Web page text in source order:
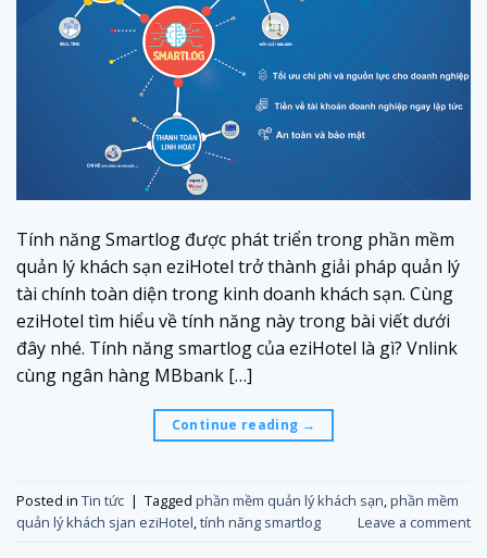
Tính năng Smartlog được phát triển trong phần mềm
quản lý khách sạn eziHotel trở thành giải pháp quản lý
tài chính toàn diện trong kinh doanh khách sạn. Cùng
eziHotel tìm hiểu về tính năng này trong bài viết dưới
đây nhé. Tính năng smartlog của eziHotel là gì? Vnlink
cùng ngân hàng MBbank […]
Continue reading →
Posted in Tin tức | Tagged phần mềm quản lý khách sạn,phần mềm
quản lý khách sjan eziHotel,tính năng smartlog Leave a comment